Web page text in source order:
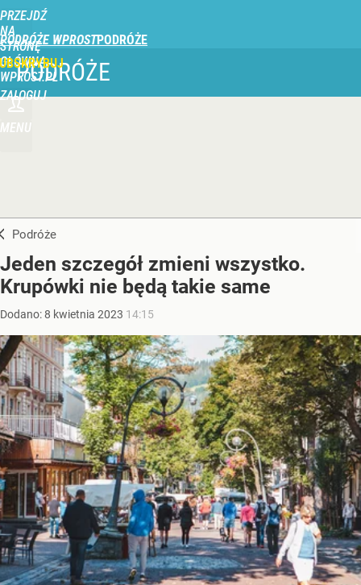
PRZEJDŹ
NA
STRONĘ
GŁÓWNĄ
WPROST.PL
PODRÓŻE WPROST
ZALOGUJ
MENU
PODRÓŻE
Podróże
Jeden szczegół zmieni wszystko.
Krupówki nie będą takie same
Dodano:8 kwietnia 2023 14:15